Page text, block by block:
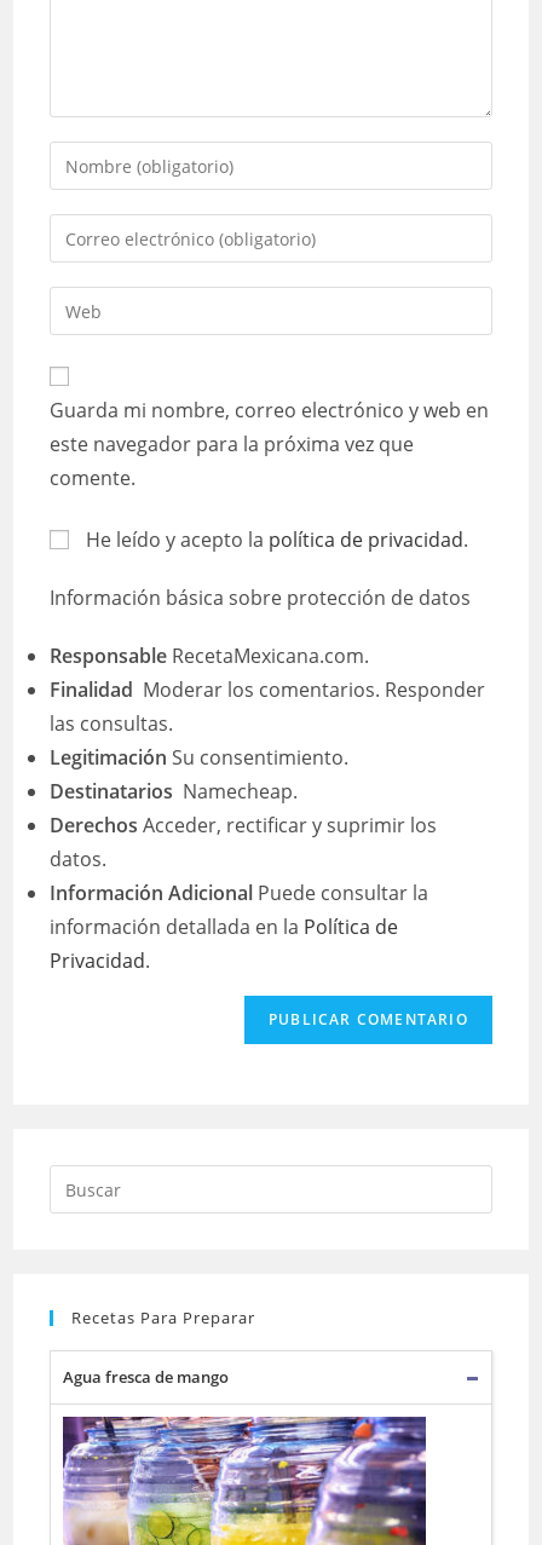
Introduce
tu
nombre
de
usuario
para
comentar
Introduce
tu
dirección
de
electrónico
para
comentar
Introduce
la
URL
de
tu
web
(opcional)
Guarda mi nombre, correo electrónico y web en
este navegador para la próxima vez que
comente.
He leído y acepto la política de privacidad.
Información básica sobre protección de datos
Responsable RecetaMexicana.com.
Finalidad Moderar los comentarios. Responder
las consultas.
Legitimación Su consentimiento.
Destinatarios Namecheap.
Derechos Acceder, rectificar y suprimir los
datos.
Información Adicional Puede consultar la
información detallada en la Política de
Privacidad.
Buscar:
Recetas Para Preparar
Agua fresca de mango